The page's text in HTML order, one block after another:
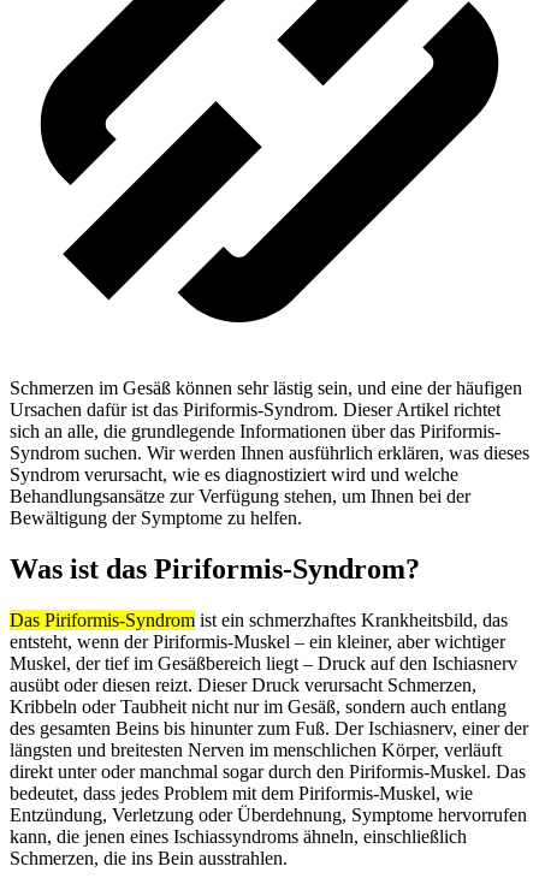
Schmerzen im Gesäß können sehr lästig sein, und eine der häufigen
Ursachen dafür ist das Piriformis-Syndrom. Dieser Artikel richtet
sich an alle, die grundlegende Informationen über das Piriformis-
Syndrom suchen. Wir werden Ihnen ausführlich erklären, was dieses
Syndrom verursacht, wie es diagnostiziert wird und welche
Behandlungsansätze zur Verfügung stehen, um Ihnen bei der
Bewältigung der Symptome zu helfen.
Was ist das Piriformis-Syndrom?
Das Piriformis-Syndrom ist ein schmerzhaftes Krankheitsbild, das
entsteht, wenn der Piriformis-Muskel – ein kleiner, aber wichtiger
Muskel, der tief im Gesäßbereich liegt – Druck auf den Ischiasnerv
ausübt oder diesen reizt. Dieser Druck verursacht Schmerzen,
Kribbeln oder Taubheit nicht nur im Gesäß, sondern auch entlang
des gesamten Beins bis hinunter zum Fuß. Der Ischiasnerv, einer der
längsten und breitesten Nerven im menschlichen Körper, verläuft
direkt unter oder manchmal sogar durch den Piriformis-Muskel. Das
bedeutet, dass jedes Problem mit dem Piriformis-Muskel, wie
Entzündung, Verletzung oder Überdehnung, Symptome hervorrufen
kann, die jenen eines Ischiassyndroms ähneln, einschließlich
Schmerzen, die ins Bein ausstrahlen.